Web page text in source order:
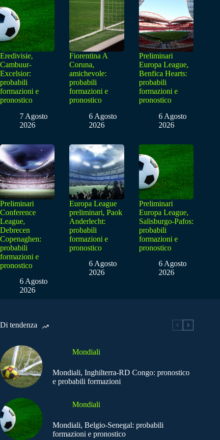
Eredivisie,
Cambuur-
Excelsior:
probabili
formazioni e
pronostico
7 Agosto
2026
Fiorentina A
Coruna,
amichevole:
probabili
formazioni e
pronostico
6 Agosto
2026
Preliminari
Europa League,
Benfica Hearts:
probabili
formazioni e
pronostico
6 Agosto
2026
Preliminari
Conference
League,
Debrecen
Copenaghen:
probabili
formazioni e
pronostico
6 Agosto
2026
Europa League
preliminari, Paok
Anderlecht:
probabili
formazioni e
pronostico
6 Agosto
2026
Preliminari
Europa League,
Salisburgo-Pafos:
probabili
formazioni e
pronostico
6 Agosto
2026
Di tendenza
Mondiali
Mondiali, Inghilterra-RD Congo: pronostico
e probabili formazioni
Mondiali
Mondiali, Belgio-Senegal: probabili
formazioni e pronostico